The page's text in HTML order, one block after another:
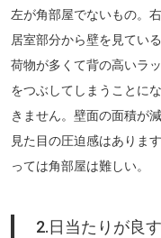
左が角部屋でないもの。
居室部分から壁を見てい
荷物が多くて背の高いラ
をつぶしてしまうことに
きません。壁面の面積が
見た目の圧迫感はありま
っては角部屋は難しい。
2.日当たりが良